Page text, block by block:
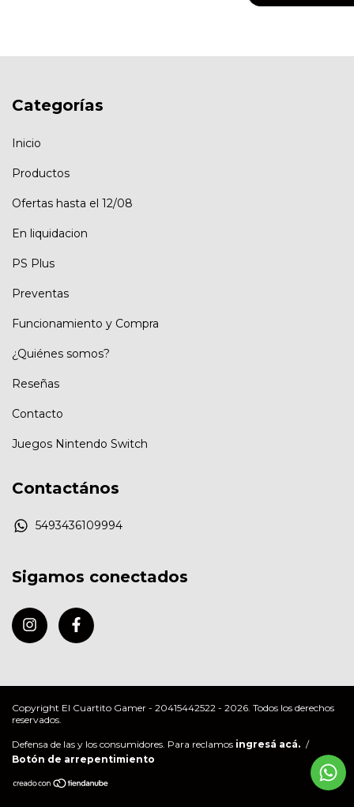
Categorías
Inicio
Productos
Ofertas hasta el 12/08
En liquidacion
PS Plus
Preventas
Funcionamiento y Compra
¿Quiénes somos?
Reseñas
Contacto
Juegos Nintendo Switch
Contactános
5493436109994
Sigamos conectados
Copyright El Cuartito Gamer - 20415442522 - 2026. Todos los derechos
reservados.
Defensa de las y los consumidores. Para reclamos ingresá acá. /
Botón de arrepentimiento